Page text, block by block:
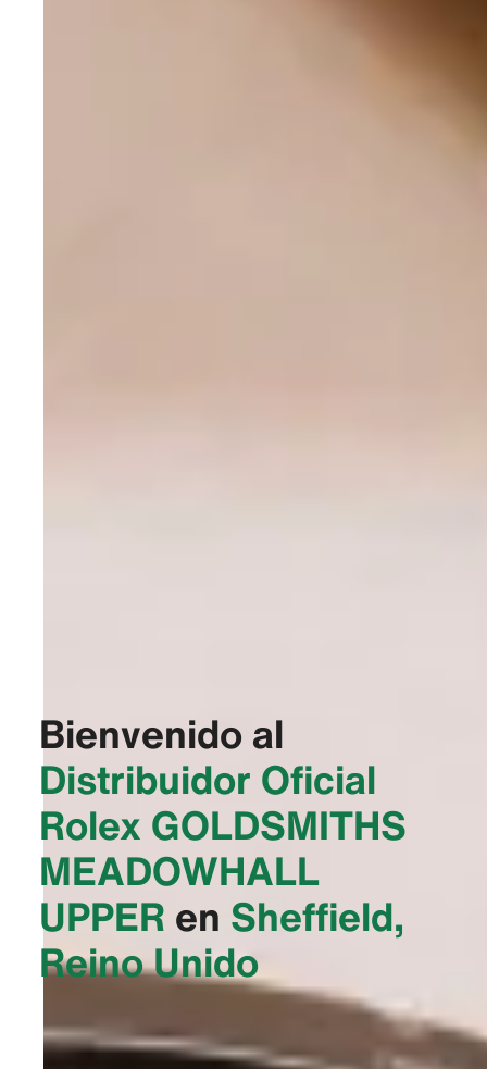
Bienvenido al
Distribuidor Oficial
Rolex ‭GOLDSMITHS
MEADOWHALL
UPPER‬ en Sheffield,
Reino Unido